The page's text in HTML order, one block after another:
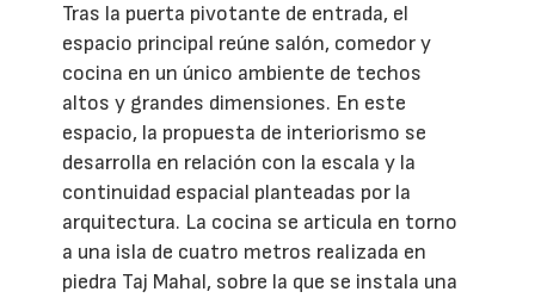
Tras la puerta pivotante de entrada, el
espacio principal reúne salón, comedor y
cocina en un único ambiente de techos
altos y grandes dimensiones. En este
espacio, la propuesta de interiorismo se
desarrolla en relación con la escala y la
continuidad espacial planteadas por la
arquitectura. La cocina se articula en torno
a una isla de cuatro metros realizada en
piedra Taj Mahal, sobre la que se instala una